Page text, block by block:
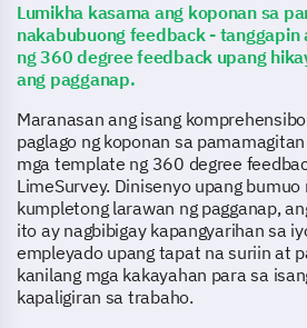
Lumikha kasama ang koponan sa
nakabubuong feedback -
ng 360 degree feedback upang
ang pagganap.
Maranasan ang isang
paglago ng koponan sa
mga template ng 360 degree
LimeSurvey. Dinisenyo upang bumuo
kumpletong larawan ng pagganap,
ito ay nagbibigay kapangyarihan sa
empleyado upang tapat na suriin at
kanilang mga kakayahan para sa
kapaligiran sa trabaho.